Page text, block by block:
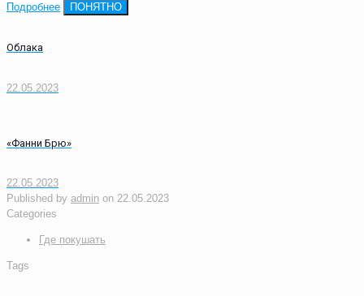
Подробнее ПОНЯТНО
Облака
22.05.2023
«Фанни Брю»
22.05.2023
Published by admin on 22.05.2023
Categories
Где покушать
Tags